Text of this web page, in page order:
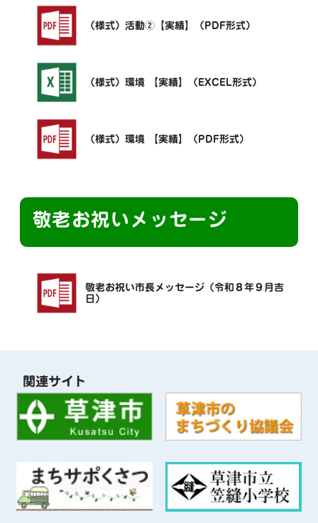
（様式）活動②【実績】（PDF形式）
（様式）環境 【実績】（EXCEL形式）
（様式）環境 【実績】（PDF形式）
敬老お祝いメッセージ
敬老お祝い市長メッセージ（令和８年９月吉
日）
関連サイト